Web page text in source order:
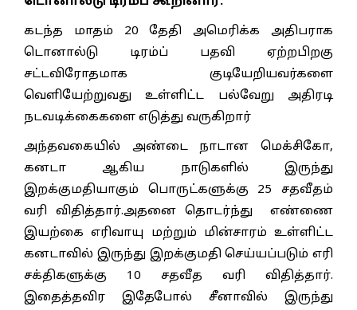
கடந்த மாதம் 20 தேதி அமெரிக்க அதிபராக
டொனால்டு டிரம்ப் பதவி ஏற்றபிறகு
சட்டவிரோதமாக குடியேறியவர்களை
வெளியேற்றுவது உள்ளிட்ட பல்வேறு அதிரடி
நடவடிக்கைகளை எடுத்து வருகிறார்
அந்தவகையில் அண்டை நாடான மெக்சிகோ,
கனடா ஆகிய நாடுகளில் இருந்து
இறக்குமதியாகும் பொருட்களுக்கு 25 சதவீதம்
வரி விதித்தார்.அதனை தொடர்ந்து எண்ணை
இயற்கை எரிவாயு மற்றும் மின்சாரம் உள்ளிட்ட
கனடாவில் இருந்து இறக்குமதி செய்யப்படும் எரி
சக்திகளுக்கு 10 சதவீத வரி விதித்தார்.
இதைத்தவிர இதேபோல் சீனாவில் இருந்து